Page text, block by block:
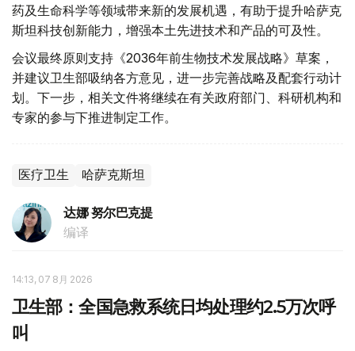
药及生命科学等领域带来新的发展机遇，有助于提升哈萨克
斯坦科技创新能力，增强本土先进技术和产品的可及性。
会议最终原则支持《2036年前生物技术发展战略》草案，
并建议卫生部吸纳各方意见，进一步完善战略及配套行动计
划。下一步，相关文件将继续在有关政府部门、科研机构和
专家的参与下推进制定工作。
医疗卫生 哈萨克斯坦
达娜 努尔巴克提
编译
14:13, 07 8月 2026
卫生部：全国急救系统日均处理约2.5万次呼
叫